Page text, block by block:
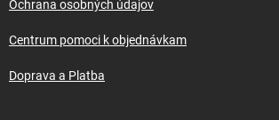
Ochrana osobných údajov
Centrum pomoci k objednávkam
Doprava a Platba